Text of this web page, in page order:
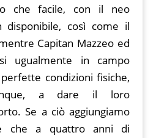
che facile, con il neo
disponibile, così come il
Capitan Mazzeo ed
ugualmente in campo
condizioni fisiche,
a dare il loro
Se a ciò aggiungiamo
che a quattro anni di